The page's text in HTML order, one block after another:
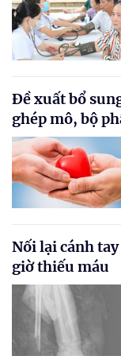
Đề xuất bổ
ghép mô, bộ
Nối lại cánh
giờ thiếu máu